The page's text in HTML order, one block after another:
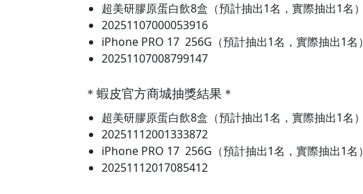
超美研膠原蛋白飲8盒（預計抽出1名，實際抽出1名）
20251107000053916
iPhone PRO 17 256G（預計抽出1名，實際抽出1名）
20251107008799147
＊蝦皮官方商城抽獎結果＊
超美研膠原蛋白飲8盒（預計抽出1名，實際抽出1名）
20251112001333872
iPhone PRO 17 256G（預計抽出1名，實際抽出1名）
20251112017085412